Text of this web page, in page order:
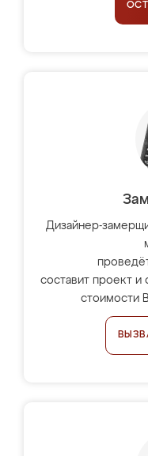
Дизайнер-
составит проект и
стоимости